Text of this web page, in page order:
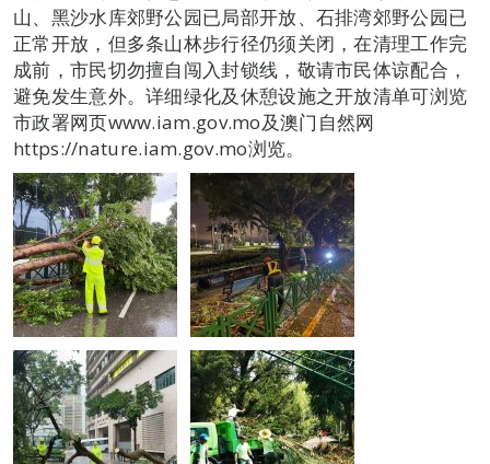
山、黑沙水库郊野公园已局部开放、石排湾郊野公园已
正常开放，但多条山林步行径仍须关闭，在清理工作完
成前，市民切勿擅自闯入封锁线，敬请市民体谅配合，
避免发生意外。详细绿化及休憩设施之开放清单可浏览
市政署网页www.iam.gov.mo及澳门自然网
https://nature.iam.gov.mo浏览。